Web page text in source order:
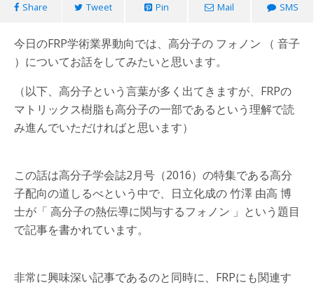
Share Tweet Pin Mail SMS
今日のFRP学術業界動向では、高分子の フォノン （ 音子
）についてお話をしてみたいと思います。
（以下、高分子という言葉が多く出てきますが、FRPの
マトリックス樹脂も高分子の一部であるという理解で読
み進んでいただければと思います）
この話は高分子学会誌2月号（2016）の特集である高分
子配向の道しるべという中で、日立化成の 竹澤 由高 博
士が「 高分子の熱伝導に関与するフォノン 」という題目
で記事を書かれています。
非常に興味深い記事であるのと同時に、FRPにも関連す